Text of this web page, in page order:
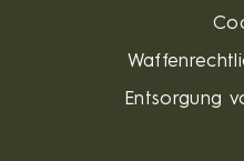
Entsorgung